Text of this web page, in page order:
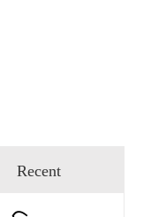
Recent